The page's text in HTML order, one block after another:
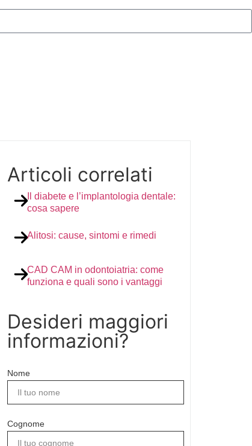
Articoli correlati
Il diabete e l’implantologia dentale:
cosa sapere
Alitosi: cause, sintomi e rimedi
CAD CAM in odontoiatria: come
funziona e quali sono i vantaggi
Desideri maggiori
informazioni?
Nome
Cognome